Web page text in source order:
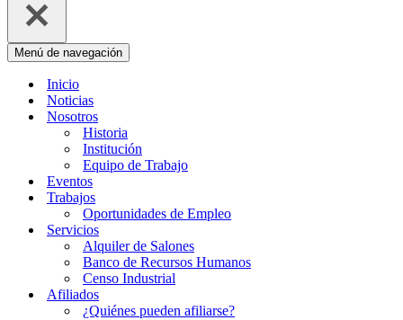
Menú de navegación
Inicio
Noticias
Nosotros
Historia
Institución
Equipo de Trabajo
Eventos
Trabajos
Oportunidades de Empleo
Servicios
Alquiler de Salones
Banco de Recursos Humanos
Censo Industrial
Afiliados
¿Quiénes pueden afiliarse?